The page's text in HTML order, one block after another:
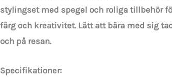
stylingset med spegel och roliga tillbehör
färg och kreativitet. Lätt att bära med sig
och på resan.
Specifikationer: